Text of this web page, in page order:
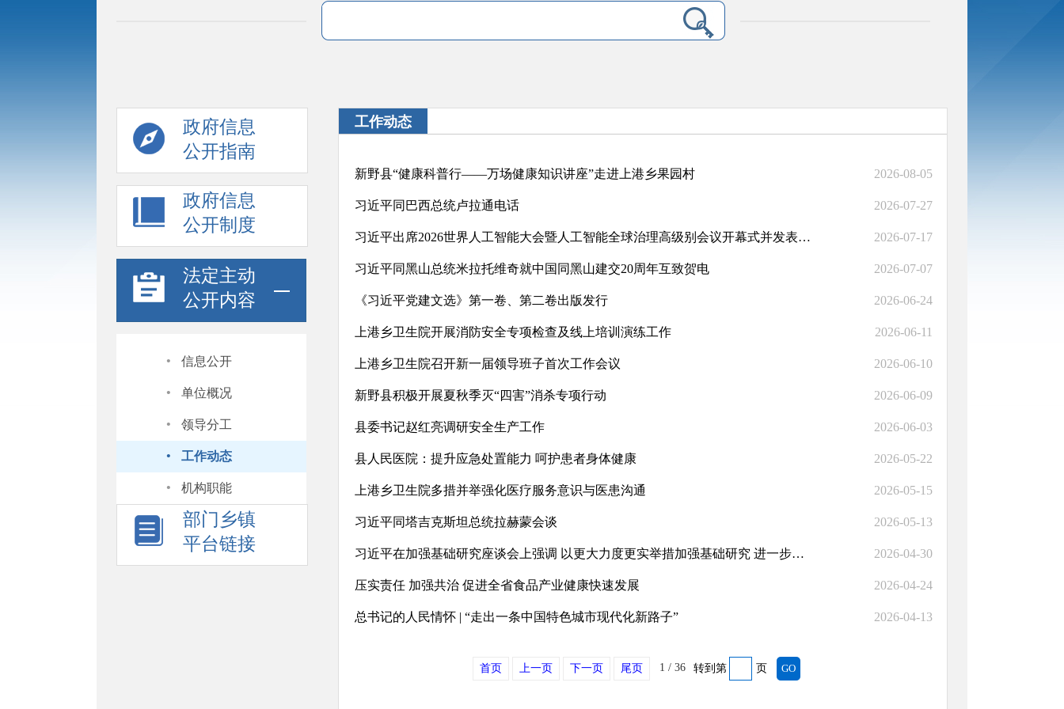
政府信息
公开指南
政府信息
公开制度
法定主动
公开内容
· 信息公开
· 单位概况
· 领导分工
· 工作动态
· 机构职能
部门乡镇
平台链接
工作动态
新野县“健康科普行——万场健康知识讲座”走进上港乡果园村 2026-08-05
习近平同巴西总统卢拉通电话 2026-07-27
习近平出席2026世界人工智能大会暨人工智能全球治理高级别会议开幕式并发表主旨讲话 2026-07-17
习近平同黑山总统米拉托维奇就中国同黑山建交20周年互致贺电 2026-07-07
《习近平党建文选》第一卷、第二卷出版发行 2026-06-24
上港乡卫生院开展消防安全专项检查及线上培训演练工作 2026-06-11
上港乡卫生院召开新一届领导班子首次工作会议 2026-06-10
新野县积极开展夏秋季灭“四害”消杀专项行动 2026-06-09
县委书记赵红亮调研安全生产工作 2026-06-03
县人民医院：提升应急处置能力 呵护患者身体健康 2026-05-22
上港乡卫生院多措并举强化医疗服务意识与医患沟通 2026-05-15
习近平同塔吉克斯坦总统拉赫蒙会谈 2026-05-13
习近平在加强基础研究座谈会上强调 以更大力度更实举措加强基础研究 进一步打牢科技强国建设根基 2026-04-30
压实责任 加强共治 促进全省食品产业健康快速发展 2026-04-24
总书记的人民情怀 | “走出一条中国特色城市现代化新路子” 2026-04-13
首页 上一页 下一页 尾页 1 / 36 转到第 页